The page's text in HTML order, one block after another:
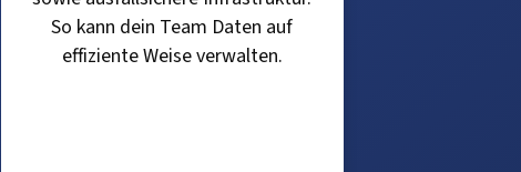
So kann dein Team Daten auf
effiziente Weise verwalten.